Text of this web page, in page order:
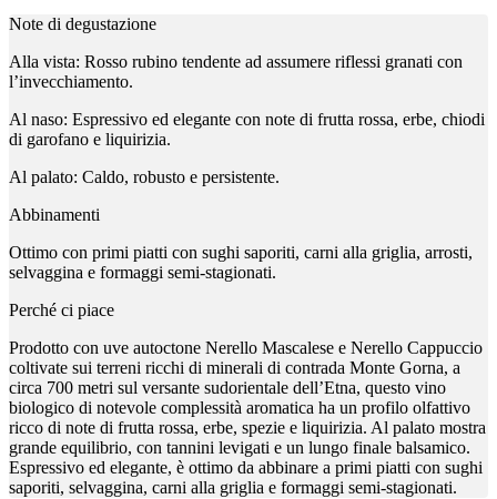
Note di degustazione
Alla vista: Rosso rubino tendente ad assumere riflessi granati con
l’invecchiamento.
Al naso: Espressivo ed elegante con note di frutta rossa, erbe, chiodi
di garofano e liquirizia.
Al palato: Caldo, robusto e persistente.
Abbinamenti
Ottimo con primi piatti con sughi saporiti, carni alla griglia, arrosti,
selvaggina e formaggi semi-stagionati.
Perché ci piace
Prodotto con uve autoctone Nerello Mascalese e Nerello Cappuccio
coltivate sui terreni ricchi di minerali di contrada Monte Gorna, a
circa 700 metri sul versante sudorientale dell’Etna, questo vino
biologico di notevole complessità aromatica ha un profilo olfattivo
ricco di note di frutta rossa, erbe, spezie e liquirizia. Al palato mostra
grande equilibrio, con tannini levigati e un lungo finale balsamico.
Espressivo ed elegante, è ottimo da abbinare a primi piatti con sughi
saporiti, selvaggina, carni alla griglia e formaggi semi-stagionati.